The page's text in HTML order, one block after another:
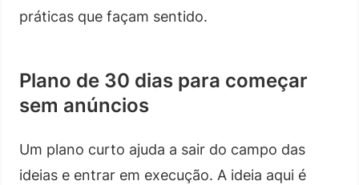
práticas que façam sentido.
Plano de 30 dias para começar
sem anúncios
Um plano curto ajuda a sair do campo das
ideias e entrar em execução. A ideia aqui é